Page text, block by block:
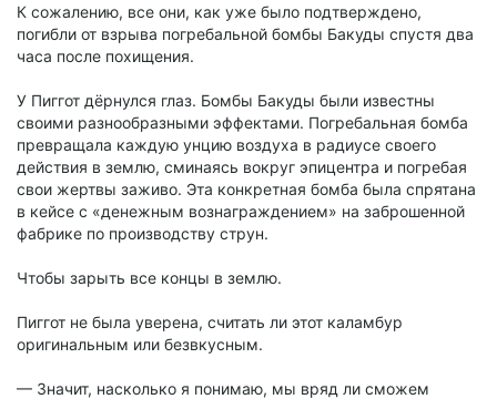
К сожалению, все они, как уже было подтверждено,
погибли от взрыва погребальной бомбы Бакуды спустя два
часа после похищения.
У Пиггот дёрнулся глаз. Бомбы Бакуды были известны
своими разнообразными эффектами. Погребальная бомба
превращала каждую унцию воздуха в радиусе своего
действия в землю, сминаясь вокруг эпицентра и погребая
свои жертвы заживо. Эта конкретная бомба была спрятана
в кейсе с «денежным вознаграждением» на заброшенной
фабрике по производству струн.
Чтобы зарыть все концы в землю.
Пиггот не была уверена, считать ли этот каламбур
оригинальным или безвкусным.
— Значит, насколько я понимаю, мы вряд ли сможем